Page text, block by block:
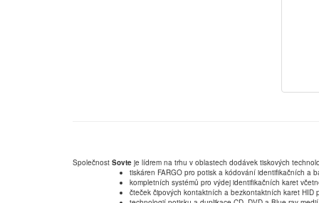
Společnost Sovte je lídrem na trhu v oblastech dodávek tiskových
tiskáren FARGO pro potisk a kódování identifikačních a
kompletních systémů pro výdej identifikačních karet
čteček čipových kontaktních a bezkontaktních karet HID